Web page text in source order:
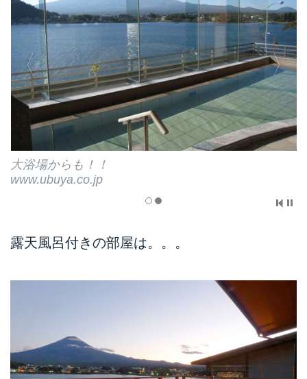
大浴場からも！！
www.ubuya.co.jp
露天風呂付きの部屋は。。。